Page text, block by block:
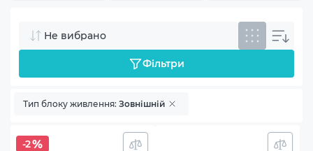
Не вибрано
Фільтри
Тип блоку живлення: Зовнішній
-2